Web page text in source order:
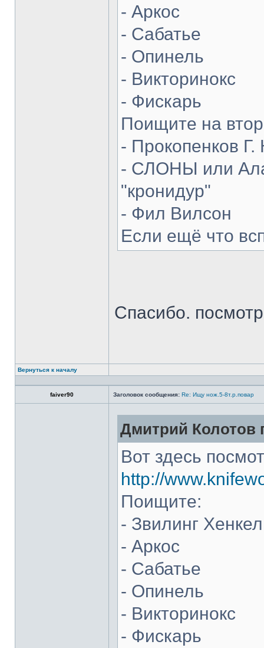
- Аркос
- Сабатье
- Опинель
- Викторинокс
- Фискарь
Поищите на
- Прокопенков Г.
- СЛОНЫ или
"кронидур"
- Фил Вилсон
Если ещё что
Спасибо.
Вернуться к началу
faiver90 Заголовок сообщения: Re: Ищу нож.5-8т.р.повар
Дмитрий Колотов
Вот здесь
http://
Поищите:
- Звилинг
- Аркос
- Сабатье
- Опинель
- Викторинокс
- Фискарь